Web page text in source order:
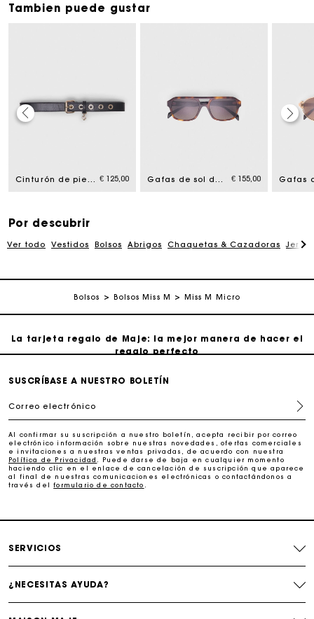
Tambien puede gustar
Cinturón de piel con hebilla Miss M € 125,00 Gafas de sol de piloto € 155,00
Por descubrir
Ver todo Vestidos Bolsos Abrigos Chaquetas & Cazadoras
Bolsos Bolsos Miss M Miss M Micro
Entrega a domicilio ofrecida dentro de 2-3 días
Paga en 3 cuotas sin comisiones
Seguir mi pedido
La tarjeta regalo de Maje: la mejor manera de hacer el
regalo perfecto
Entrega a domicilio ofrecida dentro de 2-3 días
Paga en 3 cuotas sin comisiones
Cambios & Devoluciones gratuitos
SUSCRÍBASE A NUESTRO BOLETÍN
Correo electrónico
Al confirmar su suscripción a nuestro boletín, acepta recibir por correo
electrónico información sobre nuestras novedades, ofertas comerciales
e invitaciones a nuestras ventas privadas, de acuerdo con nuestra
Política de Privacidad
. Puede darse de baja en cualquier momento
haciendo clic en el enlace de cancelación de suscripción que aparece
al final de nuestras comunicaciones electrónicas o contactándonos a
través delformulario de contacto
SERVICIOS
¿NECESITAS AYUDA?